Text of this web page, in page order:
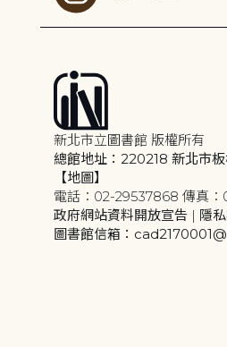
新北市立圖書館 版權所有
總館地址：220218 新北市
【地圖】
電話：02-29537868 傳真：
政府網站資料開放宣告 | 隱
圖書館信箱：